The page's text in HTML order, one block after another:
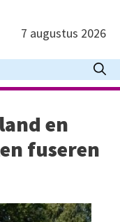
7 augustus 2026
en
fuseren